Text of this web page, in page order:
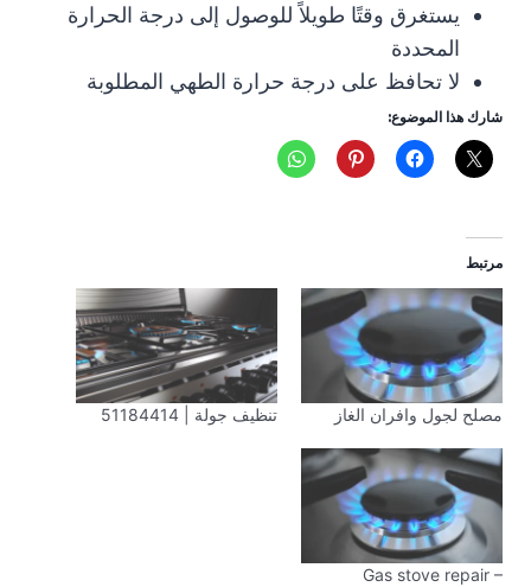
يستغرق وقتًا طويلاً للوصول إلى درجة الحرارة
المحددة
لا تحافظ على درجة حرارة الطهي المطلوبة
شارك هذا الموضوع:
مرتبط
مصلح لجول وافران الغاز تنظيف جولة | 51184414
Gas stove repair –